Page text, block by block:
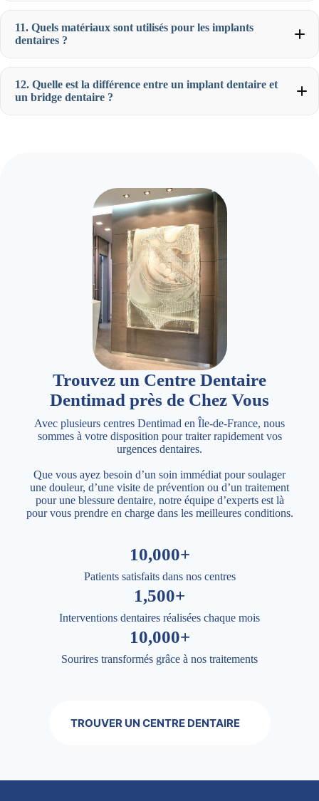
11. Quels matériaux sont utilisés pour les implants
dentaires ?
12. Quelle est la différence entre un implant dentaire et
un bridge dentaire ?
Trouvez un Centre Dentaire
Dentimad près de Chez Vous
Avec plusieurs centres Dentimad en Île-de-France, nous
sommes à votre disposition pour traiter rapidement vos
urgences dentaires.
Que vous ayez besoin d’un soin immédiat pour soulager
une douleur, d’une visite de prévention ou d’un traitement
pour une blessure dentaire, notre équipe d’experts est là
pour vous prendre en charge dans les meilleures conditions.
10,000+
Patients satisfaits dans nos centres
1,500+
Interventions dentaires réalisées chaque mois
10,000+
Sourires transformés grâce à nos traitements
TROUVER UN CENTRE DENTAIRE